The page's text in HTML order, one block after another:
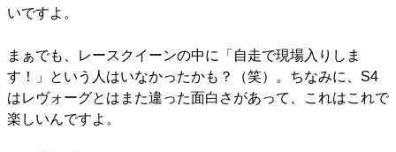
いですよ。
まぁでも、レースクイーンの中に「自走で現場入りしま
す！」という人はいなかったかも？（笑）。ちなみに、S4
はレヴォーグとはまた違った面白さがあって、これはこれで
楽しいんですよ。